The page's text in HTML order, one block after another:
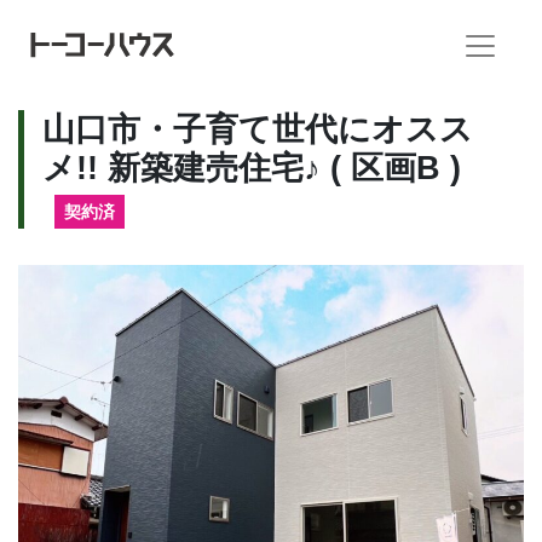
山口市・子育て世代にオスス
メ!! 新築建売住宅♪ ( 区画B )
契約済